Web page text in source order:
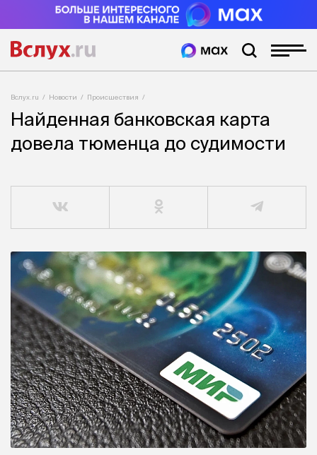
Вслух.ru Новости Происшествия
Найденная банковская карта
довела тюменца до судимости